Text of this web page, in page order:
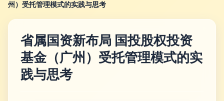
州）受托管理模式的实践与思考
省属国资新布局 国投股权投资
基金（广州）受托管理模式的实
践与思考